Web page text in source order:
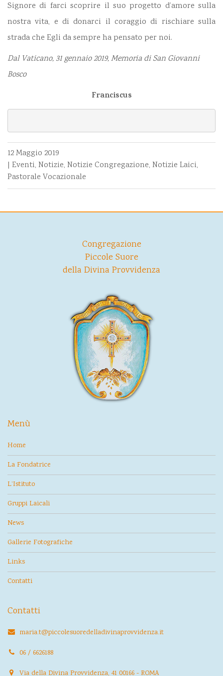
Signore di farci scoprire il suo progetto d’amore sulla
nostra vita, e di donarci il coraggio di rischiare sulla
strada che Egli da sempre ha pensato per noi.
Dal Vaticano, 31 gennaio 2019, Memoria di San Giovanni
Bosco
Franciscus
12 Maggio 2019
| Eventi, Notizie, Notizie Congregazione, Notizie Laici,
Pastorale Vocazionale
Congregazione
Piccole Suore
della Divina Provvidenza
Menù
Home
La Fondatrice
L’Istituto
Gruppi Laicali
News
Gallerie Fotografiche
Links
Contatti
Contatti
maria.t@piccolesuoredelladivinaprovvidenza.it
06 / 6626188
Via della Divina Provvidenza, 41 00166 - ROMA